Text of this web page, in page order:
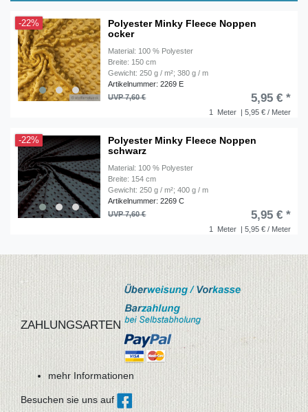
-22%
Polyester Minky Fleece Noppen
ocker
Material: 100 % Polyester
Breite: 150 cm
Gewicht: 250 g / m²; 380 g / m
Artikelnummer: 2269 E
1 Meter | 5,95 € / Meter
UVP 7,60 € 5,95 € *
-22%
Polyester Minky Fleece Noppen
schwarz
Material: 100 % Polyester
Breite: 154 cm
Gewicht: 250 g / m²; 400 g / m
Artikelnummer: 2269 C
1 Meter | 5,95 € / Meter
UVP 7,60 € 5,95 € *
ZAHLUNGSARTEN
mehr Informationen
Besuchen sie uns auf